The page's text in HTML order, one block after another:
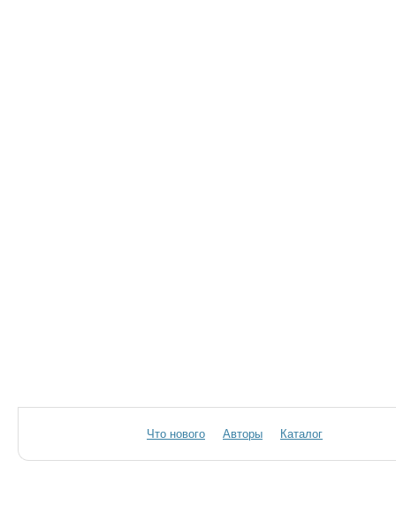
Что нового Авторы Каталог